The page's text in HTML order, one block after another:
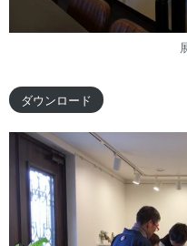
ダウンロード